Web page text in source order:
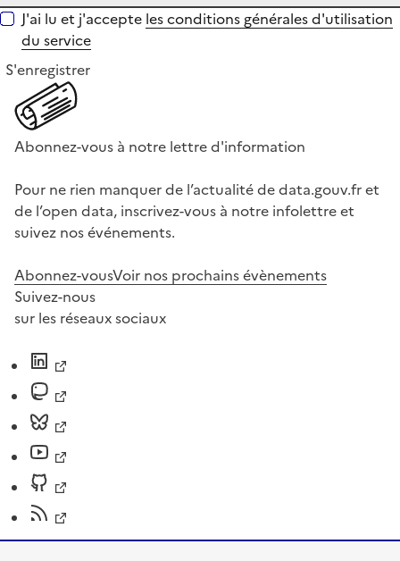
J'ai lu et j'accepte les conditions générales d'utilisation
du service
S'enregistrer
Abonnez-vous à notre lettre d'information
Pour ne rien manquer de l’actualité de data.gouv.fr et
de l’open data, inscrivez-vous à notre infolettre et
suivez nos événements.
Abonnez-vousVoir nos prochains évènements
Suivez-nous
sur les réseaux sociaux